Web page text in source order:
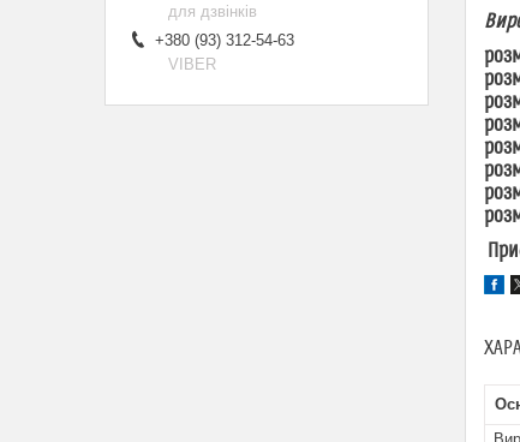
для дзвінків
+380 (93) 312-54-63
VIBER